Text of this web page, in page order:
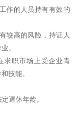
作的人员持有有效的
较高的风险，持证人
。
求职市场上受企业青
技能。
退休年龄。